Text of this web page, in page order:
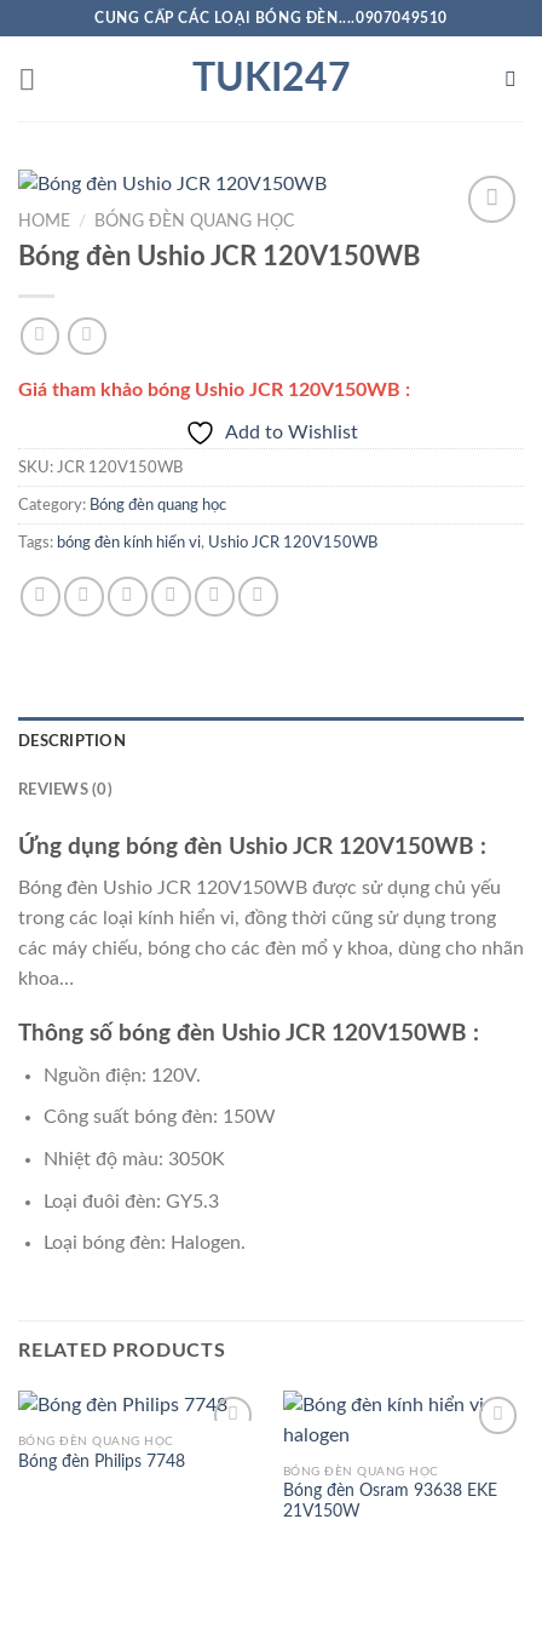
content
CUNG CẤP CÁC LOẠI BÓNG ĐÈN....0907049510
TUKI247
HOME / BÓNG ĐÈN QUANG HỌC
Bóng đèn Ushio JCR 120V150WB
Giá tham khảo bóng Ushio JCR 120V150WB :
Add to Wishlist
SKU: JCR 120V150WB
Category: Bóng đèn quang học
Tags: bóng đèn kính hiển vi, Ushio JCR 120V150WB
DESCRIPTION
REVIEWS (0)
Ứng dụng bóng đèn Ushio JCR 120V150WB :
Bóng đèn Ushio JCR 120V150WB được sử dụng chủ yếu
trong các loại kính hiển vi, đồng thời cũng sử dụng trong
các máy chiếu, bóng cho các đèn mổ y khoa, dùng cho nhãn
khoa…
Thông số bóng đèn Ushio JCR 120V150WB :
Nguồn điện: 120V.
Công suất bóng đèn: 150W
Nhiệt độ màu: 3050K
Loại đuôi đèn: GY5.3
Loại bóng đèn: Halogen.
RELATED PRODUCTS
BÓNG ĐÈN QUANG HỌC
Bóng đèn Philips 7748
Add to
BÓNG ĐÈN QUANG HỌC
Bóng đèn Osram 93638 EKE
21V150W